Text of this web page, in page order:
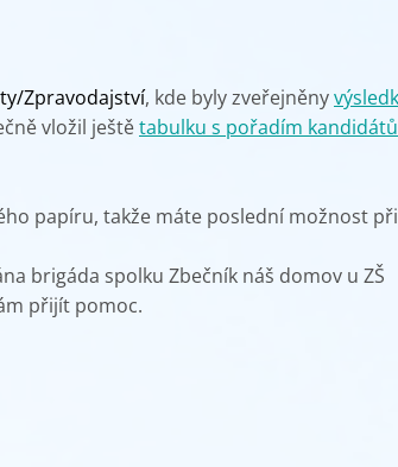
Zpravodajství, kde byly zveřejněny
vložil ještětabulku s pořadím
papíru, takže máte poslední možnost
brigáda spolku Zbečník náš domov u ZŠ
přijít pomoc.